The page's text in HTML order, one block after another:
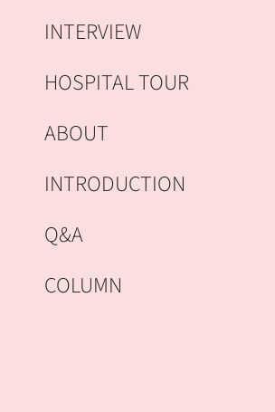
INTERVIEW
HOSPITAL TOUR
ABOUT
INTRODUCTION
Q&A
COLUMN